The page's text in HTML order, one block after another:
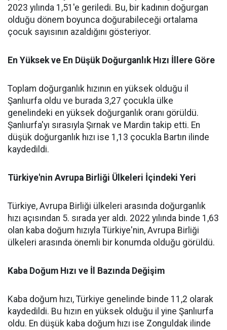
2023 yılında 1,51'e geriledi. Bu, bir kadının doğurgan
olduğu dönem boyunca doğurabileceği ortalama
çocuk sayısının azaldığını gösteriyor.
En Yüksek ve En Düşük Doğurganlık Hızı İllere Göre
Toplam doğurganlık hızının en yüksek olduğu il
Şanlıurfa oldu ve burada 3,27 çocukla ülke
genelindeki en yüksek doğurganlık oranı görüldü.
Şanlıurfa'yı sırasıyla Şırnak ve Mardin takip etti. En
düşük doğurganlık hızı ise 1,13 çocukla Bartın ilinde
kaydedildi.
Türkiye'nin Avrupa Birliği Ülkeleri İçindeki Yeri
Türkiye, Avrupa Birliği ülkeleri arasında doğurganlık
hızı açısından 5. sırada yer aldı. 2022 yılında binde 1,63
olan kaba doğum hızıyla Türkiye'nin, Avrupa Birliği
ülkeleri arasında önemli bir konumda olduğu görüldü.
Kaba Doğum Hızı ve İl Bazında Değişim
Kaba doğum hızı, Türkiye genelinde binde 11,2 olarak
kaydedildi. Bu hızın en yüksek olduğu il yine Şanlıurfa
oldu. En düşük kaba doğum hızı ise Zonguldak ilinde